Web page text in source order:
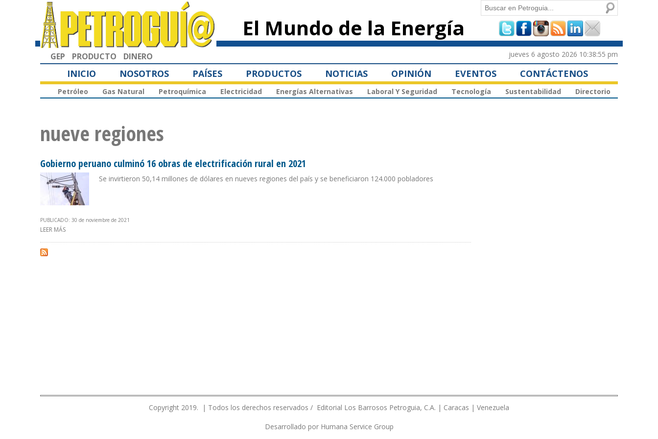
principal
El Mundo de la Energía
Formulario de
búsqueda
Buscar
GEP PRODUCTO DINERO jueves 6 agosto 2026 10:38:55 pm
INICIO NOSOTROS PAÍSES PRODUCTOS NOTICIAS OPINIÓN EVENTOS CONTÁCTENOS
Petróleo Gas Natural Petroquímica Electricidad Energías Alternativas Laboral Y Seguridad Tecnología Sustentabilidad Directorio
nueve regiones
Gobierno peruano culminó 16 obras de electrificación rural en 2021
Se invirtieron 50,14 millones de dólares en nueves regiones del país y se beneficiaron 124.000 pobladores
PUBLICADO: 30 de noviembre de 2021
LEER MÁS
Copyright 2019. | Todos los derechos reservados / Editorial Los Barrosos Petroguia, C.A. | Caracas | Venezuela
Desarrollado por Humana Service Group